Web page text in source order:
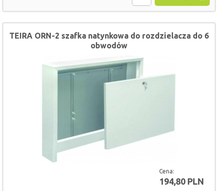
Cena:
194,80 PLN
TEIRA ORN-2 szafka natynkowa do rozdzielacza do 6
obwodów